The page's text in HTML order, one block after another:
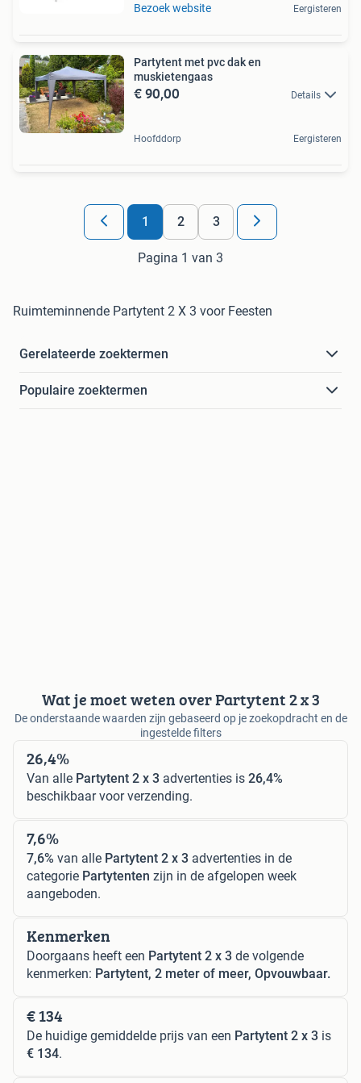
Bezoek website Eergisteren
Partytent met pvc dak en
muskietengaas
€ 90,00 Details
Hoofddorp Eergisteren
1 2 3
Pagina 1 van 3
Ruimteminnende Partytent 2 X 3 voor Feesten
Gerelateerde zoektermen
Populaire zoektermen
Wat je moet weten over Partytent 2 x 3
De onderstaande waarden zijn gebaseerd op je zoekopdracht en de
ingestelde filters
26,4%
Van alle Partytent 2 x 3 advertenties is 26,4%
beschikbaar voor verzending.
7,6%
7,6% van alle Partytent 2 x 3 advertenties in de
categorie Partytenten zijn in de afgelopen week
aangeboden.
Kenmerken
Doorgaans heeft een Partytent 2 x 3 de volgende
kenmerken: Partytent, 2 meter of meer, Opvouwbaar.
€ 134
De huidige gemiddelde prijs van een Partytent 2 x 3 is
€ 134.